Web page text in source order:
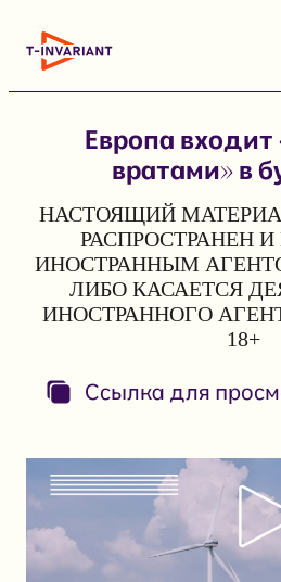
Европа
вратами» в
НАСТОЯЩИЙ
РАСПРОСТРАНЕН
ИНОСТРАННЫМ
ЛИБО КАСАЕТСЯ
ИНОСТРАННОГО
18+
Ссылка для